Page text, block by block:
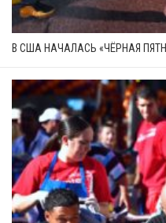
В США НАЧАЛАСЬ «ЧЁРНАЯ